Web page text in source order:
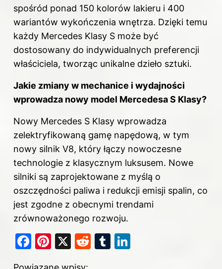
spośród ponad 150 kolorów lakieru i 400
wariantów wykończenia wnętrza. Dzięki temu
każdy Mercedes Klasy S może być
dostosowany do indywidualnych preferencji
właściciela, tworząc unikalne dzieło sztuki.
Jakie zmiany w mechanice i wydajności
wprowadza nowy model Mercedesa S Klasy?
Nowy Mercedes S Klasy wprowadza
zelektryfikowaną gamę napędową, w tym
nowy silnik V8, który łączy nowoczesne
technologie z klasycznym luksusem. Nowe
silniki są zaprojektowane z myślą o
oszczędności paliwa i redukcji emisji spalin, co
jest zgodne z obecnymi trendami
zrównoważonego rozwoju.
F
Pi X
R
T